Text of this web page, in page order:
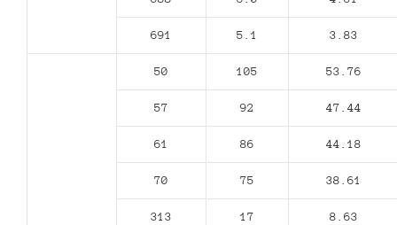
691 5.1 3.83
50 105 53.76
57 92 47.44
61 86 44.18
70 75 38.61
313 17 8.63